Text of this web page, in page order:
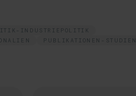
INDUSTRIEPOLITIK
PUBLIKATIONEN-STUDIEN